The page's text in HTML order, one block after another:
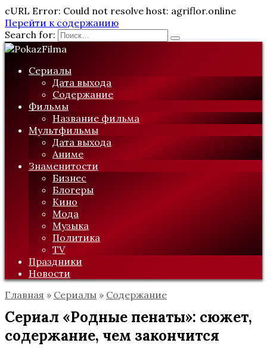
cURL Error: Could not resolve host: agriflor.online
Перейти к содержанию
Search for:
Сериалы
Дата выхода
Содержание
Фильмы
Название фильма
Мультфильмы
Дата выхода
Аниме
Знаменитости
Бизнес
Блогеры
Кино
Мода
Музыка
Политика
TV
Праздники
Новости
Главная » Сериалы » Содержание
Сериал «Родные пенаты»: сюжет,
содержание, чем закончится